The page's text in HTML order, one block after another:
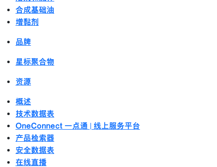
合成基础油
增黏剂
品牌
星标聚合物
资源
概述
技术数据表
OneConnect 一点通 | 线上服务平台
产品检索器
安全数据表
在线直播